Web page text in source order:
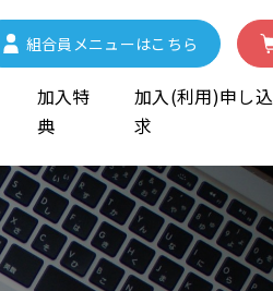
組合員 メニューはこちら
加入特
典
加入(利用)申し
求